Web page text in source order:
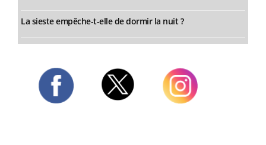
La sieste empêche-t-elle de dormir la nuit ?